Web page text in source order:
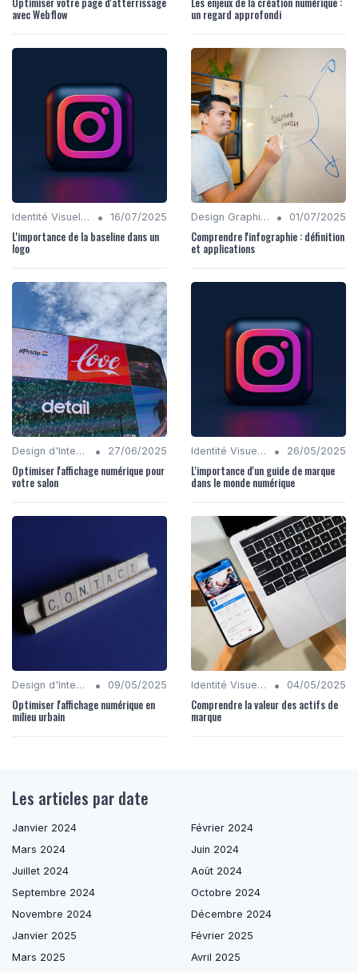
avec Webflow un regard approfondi
Identité Visuelle et Branding • 16/07/2025
L'importance de la baseline dans un
logo
Design Graphique • 01/07/2025
Comprendre l'infographie : définition
et applications
Design d'Interfaces Mobiles et Web • 27/06/2025
Optimiser l'affichage numérique pour
votre salon
Identité Visuelle et Branding • 26/05/2025
L'importance d'un guide de marque
dans le monde numérique
Design d'Interfaces Mobiles et Web • 09/05/2025
Optimiser l'affichage numérique en
milieu urbain
Identité Visuelle et Branding • 04/05/2025
Comprendre la valeur des actifs de
marque
Les articles par date
Janvier 2024
Février 2024
Mars 2024
Juin 2024
Juillet 2024
Août 2024
Septembre 2024
Octobre 2024
Novembre 2024
Décembre 2024
Janvier 2025
Février 2025
Mars 2025
Avril 2025